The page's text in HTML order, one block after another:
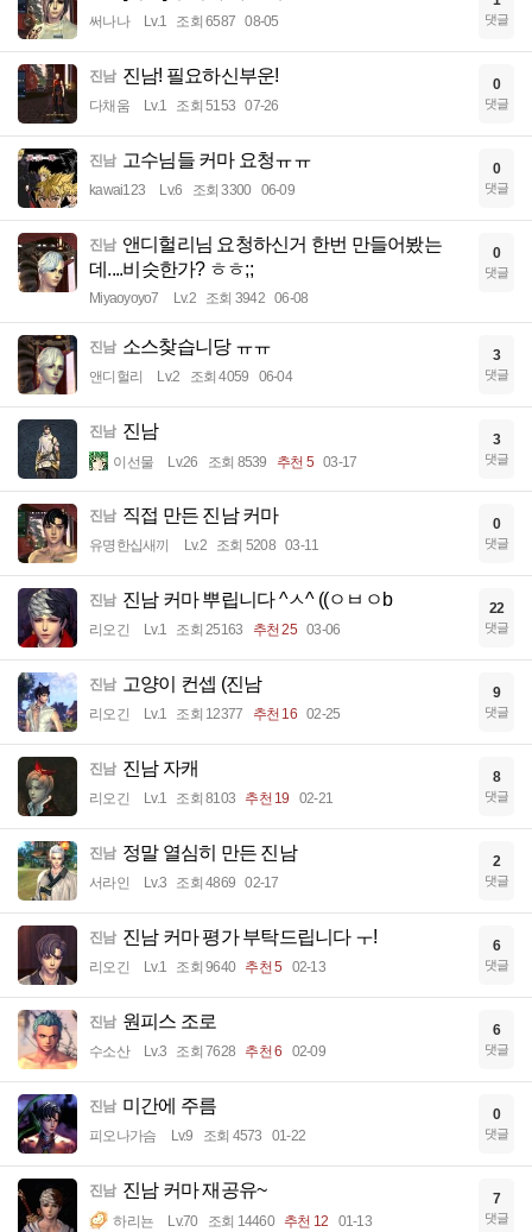
써나나 Lv.1 조회 6587 08-05 댓글
진남 진남! 필요하신부운!
다채움 Lv.1 조회 5153 07-26
0
댓글
진남 고수님들 커마 요청ㅠㅠ
kawai123 Lv.6 조회 3300 06-09
0
댓글
진남 앤디헐리님 요청하신거 한번 만들어봤는
데....비슷한가? ㅎㅎ;;
Miyaoyoyo7 Lv.2 조회 3942 06-08
0
댓글
진남 소스찾습니당 ㅠㅠ
앤디헐리 Lv.2 조회 4059 06-04
3
댓글
진남 진남
이선물 Lv.26 조회 8539 추천 5 03-17
3
댓글
진남 직접 만든 진남 커마
유명한십새끼 Lv.2 조회 5208 03-11
0
댓글
진남 진남 커마 뿌립니다 ^ㅅ^ ((ㅇㅂㅇb
리오긴 Lv.1 조회 25163 추천 25 03-06
22
댓글
진남 고양이 컨셉 (진남
리오긴 Lv.1 조회 12377 추천 16 02-25
9
댓글
진남 진남 자캐
리오긴 Lv.1 조회 8103 추천 19 02-21
8
댓글
진남 정말 열심히 만든 진남
서라인 Lv.3 조회 4869 02-17
2
댓글
진남 진남 커마 평가 부탁드립니다 ㅜ!
리오긴 Lv.1 조회 9640 추천 5 02-13
6
댓글
진남 원피스 조로
수소산 Lv.3 조회 7628 추천 6 02-09
6
댓글
진남 미간에 주름
피오나가슴 Lv.9 조회 4573 01-22
0
댓글
진남 진남 커마 재공유~
하리뇬 Lv.70 조회 14460 추천 12 01-13
7
댓글